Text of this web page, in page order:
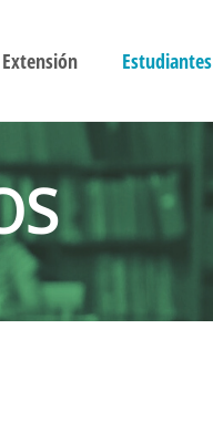
Extensión Estudiantes